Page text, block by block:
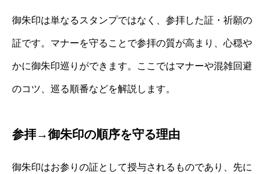
御朱印は単なるスタンプではなく、参拝した証・祈願の
証です。マナーを守ることで参拝の質が高まり、心穏や
かに御朱印巡りができます。ここではマナーや混雑回避
のコツ、巡る順番などを解説します。
参拝→御朱印の順序を守る理由
御朱印はお参りの証として授与されるものであり、先に